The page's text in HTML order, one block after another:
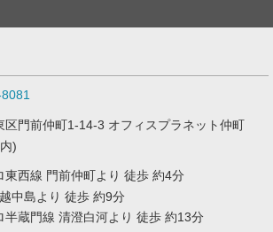
区門前仲町1-14-3 オフィスプラネット仲町
)
東西線 門前仲町より 徒歩 約4分
中島より 徒歩 約9分
半蔵門線 清澄白河より 徒歩 約13分